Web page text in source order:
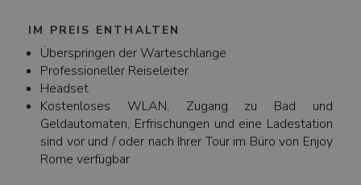
IM PREIS ENTHALTEN
Überspringen der Warteschlange
Professioneller Reiseleiter
Headset
Kostenloses WLAN, Zugang zu Bad und
Geldautomaten, Erfrischungen und eine Ladestation
sind vor und / oder nach Ihrer Tour im Büro von Enjoy
Rome verfügbar